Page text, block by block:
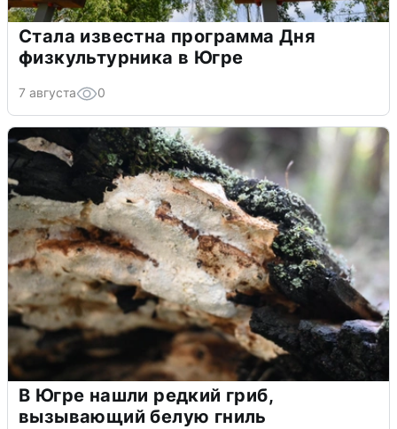
Стала известна программа Дня
физкультурника в Югре
7 августа 0
В Югре нашли редкий гриб,
вызывающий белую гниль